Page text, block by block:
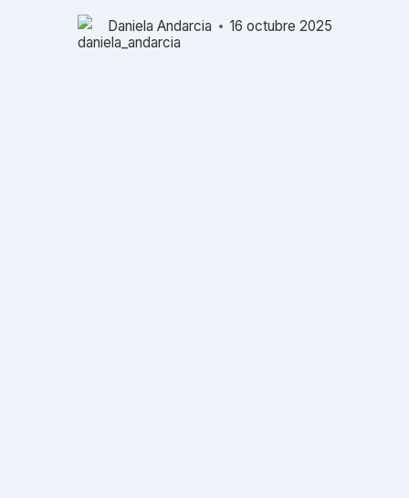
Daniela Andarcia 16 octubre 2025